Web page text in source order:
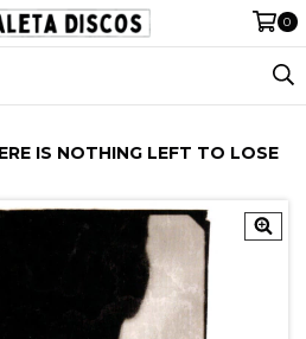
0
IS NOTHING LEFT TO LOSE